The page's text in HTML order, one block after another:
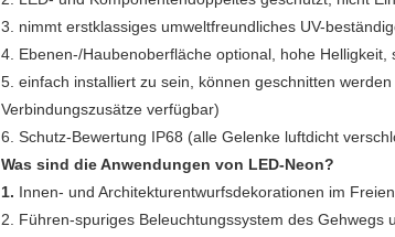
3. nimmt erstklassiges umweltfreundliches UV-
4. Ebenen-/Haubenoberfläche optional, hohe Helligkeit,
5. einfach installiert zu sein, können geschnitten
Verbindungszusätze verfügbar)
6. Schutz-Bewertung IP68 (alle Gelenke luftdicht
Was sind die Anwendungen von LED-Neon?
1. Innen- und Architekturentwurfsdekorationen im Freien
2. Führen-spuriges Beleuchtungssystem des Gehwegs